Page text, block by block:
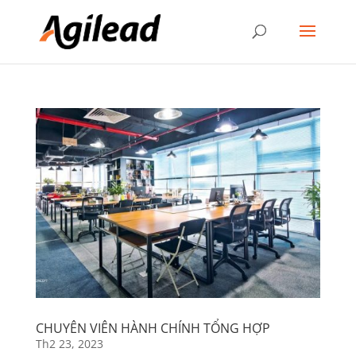
CHUYÊN VIÊN HÀNH CHÍNH TỔNG HỢP
Th2 23, 2023